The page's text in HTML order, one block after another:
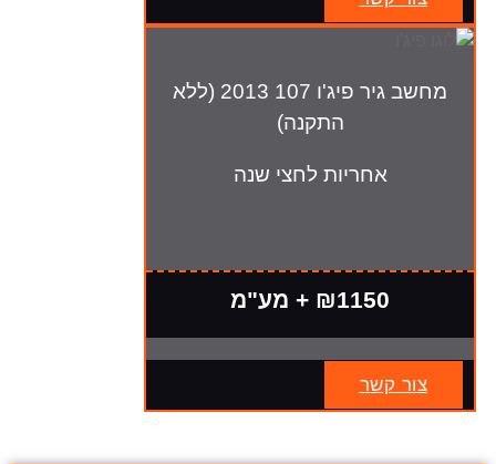
מחשב גיר פיג'ו 107 2013 (ללא
התקנה)
אחריות לחצי שנה
₪1150 + מע"מ
צור קשר